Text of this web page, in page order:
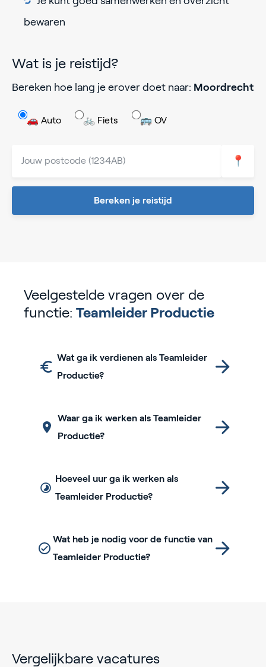
bewaren
Wat is je reistijd?
Bereken hoe lang je erover doet naar: Moordrecht
🚗 Auto 🚲 Fiets 🚌 OV
📍
Bereken je reistijd
Veelgestelde vragen over de
functie: Teamleider Productie
Wat ga ik verdienen als Teamleider
Productie?
Waar ga ik werken als Teamleider
Productie?
Hoeveel uur ga ik werken als
Teamleider Productie?
Wat heb je nodig voor de functie van
Teamleider Productie?
Vergelijkbare vacatures